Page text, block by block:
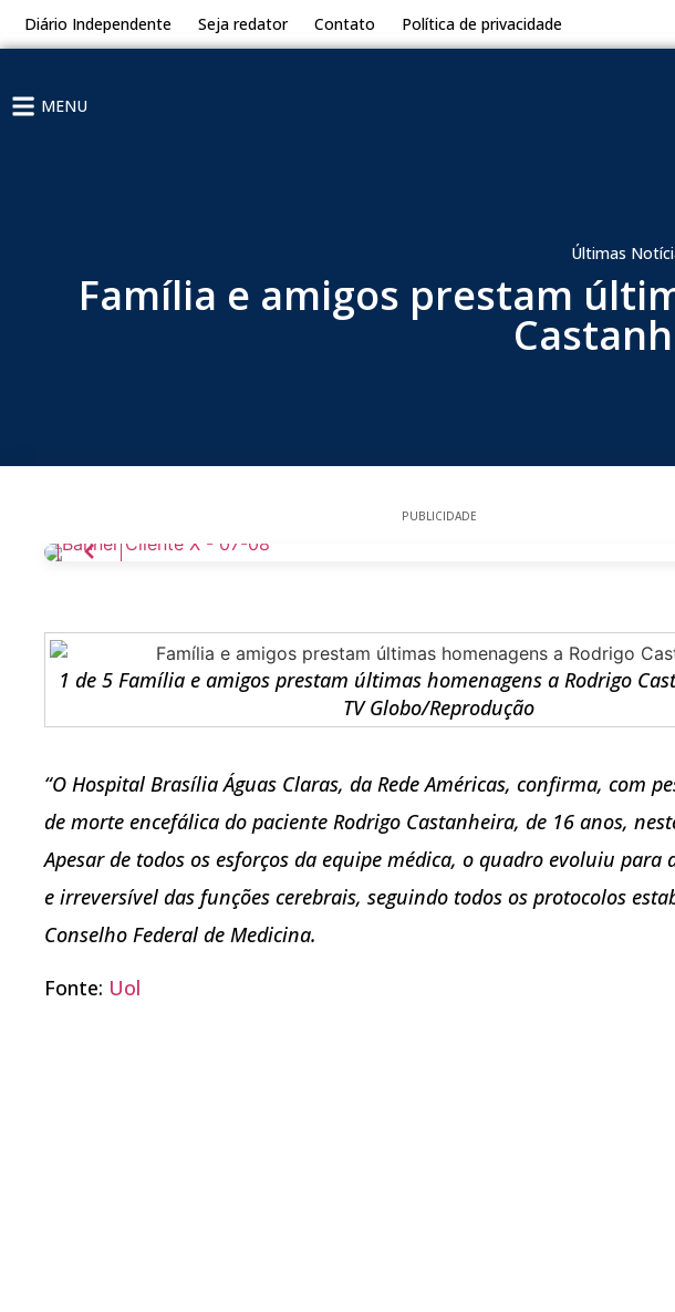
Diário Independente Seja redator Contato Política de privacidade
MENU
Últimas
Família e amigos prestam
PUBLICIDADE
1 de 5 Família e amigos prestam últimas homenagens a Rodrigo
TV Globo/Reprodução
“O Hospital Brasília Águas Claras, da Rede Américas, confirma, com
de morte encefálica do paciente Rodrigo Castanheira, de 16 anos,
Apesar de todos os esforços da equipe médica, o quadro evoluiu para
e irreversível das funções cerebrais, seguindo todos os protocolos
Conselho Federal de Medicina.
Fonte: Uol